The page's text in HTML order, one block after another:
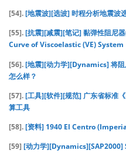
[54].[地震波][选波] 时程分析地震波
[55].[抗震][减震][笔记] 黏弹性阻尼
Curve of Viscoelastic (VE) System
[56].[地震][动力学][Dynamics] 将阻
怎么样？
[57].[工具][软件][规范] 广东省标准
算工具
[58].[资料] 1940 El Centro
[59] [动力学][Dynamics][SAP2000]